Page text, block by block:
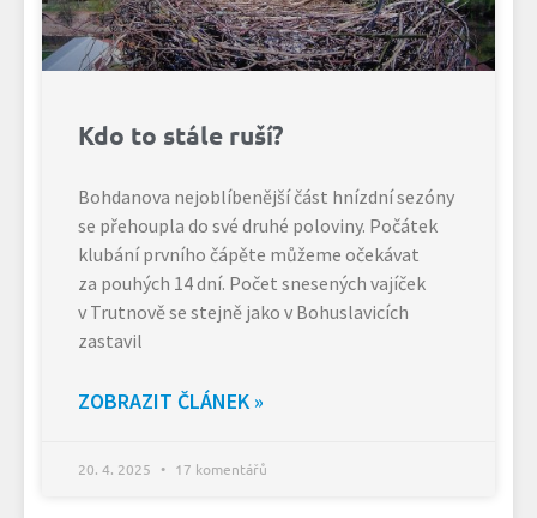
Kdo to stále ruší?
Bohdanova nejoblíbenější část hnízdní sezóny
se přehoupla do své druhé poloviny. Počátek
klubání prvního čápěte můžeme očekávat
za pouhých 14 dní. Počet snesených vajíček
v Trutnově se stejně jako v Bohuslavicích
zastavil
ZOBRAZIT ČLÁNEK »
20. 4. 2025 17 komentářů